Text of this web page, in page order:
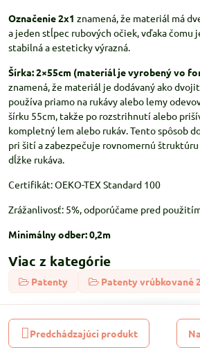
Označenie 2x1 znamená, že materiál má
a jeden stĺpec rubových očiek, vďaka čomu
stabilná a esteticky výrazná.
Šírka: 2×55cm (materiál je vyrobený vo
znamená, že materiál je dodávaný ako
používa priamo na rukávy alebo lemy
šírku 55cm, takže po rozstrihnutí alebo
kompletný lem alebo rukáv. Tento spôsob
pri šití a zabezpečuje rovnomernú
dĺžke rukáva.
Certifikát: OEKO-TEX Standard 100
Zrážanlivosť: 5%, odporúčame pred
Minimálny odber: 0,2m
Viac z kategórie
Patenty Patenty vrúbkované
Predchádzajúci produkt